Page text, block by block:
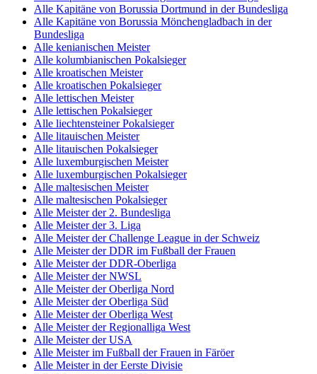
Alle Kapitäne von Borussia Dortmund in der Bundesliga
Alle Kapitäne von Borussia Mönchengladbach in der
Bundesliga
Alle kenianischen Meister
Alle kolumbianischen Pokalsieger
Alle kroatischen Meister
Alle kroatischen Pokalsieger
Alle lettischen Meister
Alle lettischen Pokalsieger
Alle liechtensteiner Pokalsieger
Alle litauischen Meister
Alle litauischen Pokalsieger
Alle luxemburgischen Meister
Alle luxemburgischen Pokalsieger
Alle maltesischen Meister
Alle maltesischen Pokalsieger
Alle Meister der 2. Bundesliga
Alle Meister der 3. Liga
Alle Meister der Challenge League in der Schweiz
Alle Meister der DDR im Fußball der Frauen
Alle Meister der DDR-Oberliga
Alle Meister der NWSL
Alle Meister der Oberliga Nord
Alle Meister der Oberliga Süd
Alle Meister der Oberliga West
Alle Meister der Regionalliga West
Alle Meister der USA
Alle Meister im Fußball der Frauen in Färöer
Alle Meister in der Eerste Divisie